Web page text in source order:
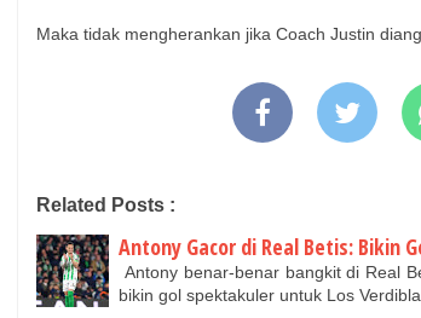
Maka tidak mengherankan jika Coach Justin
Related Posts :
Antony Gacor di Real Betis: Bikin
Antony benar-benar bangkit di Real
bikin gol spektakuler untuk Los